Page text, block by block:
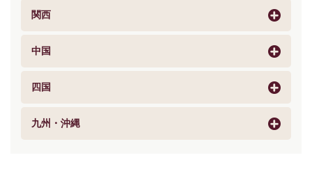
関西
中国
四国
九州・沖縄